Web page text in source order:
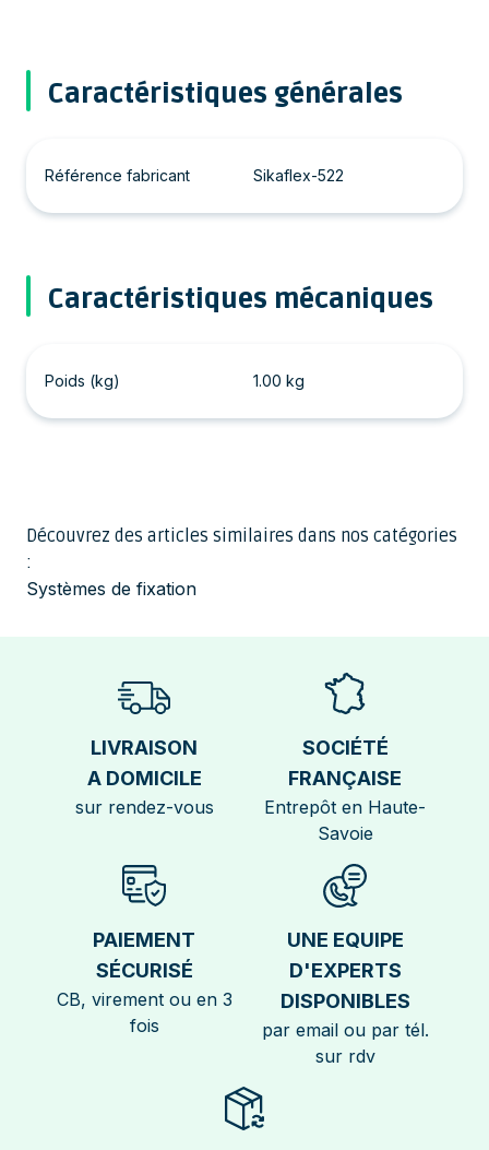
Caractéristiques générales
Référence fabricant Sikaflex-522
Caractéristiques mécaniques
Poids (kg) 1.00 kg
Découvrez des articles similaires dans nos catégories
:
Systèmes de fixation
LIVRAISON
A DOMICILE
sur rendez-vous
SOCIÉTÉ
FRANÇAISE
Entrepôt en Haute-
Savoie
PAIEMENT
SÉCURISÉ
CB, virement ou en 3
fois
UNE EQUIPE
D'EXPERTS
DISPONIBLES
par email ou par tél.
sur rdv